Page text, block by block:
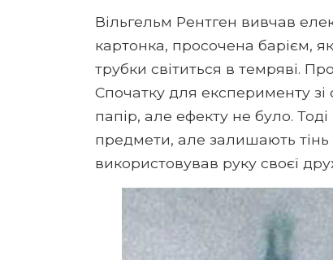
Вільгельм Рентген вивчав
картонка, просочена барієм,
трубки світиться в темряві.
Спочатку для експерименту зі
папір, але ефекту не було.
предмети, але залишають тінь
використовував руку своєї